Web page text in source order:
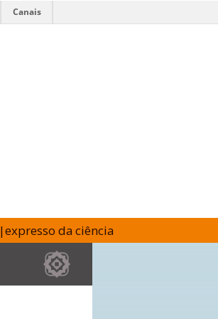
Canais
|expresso da ciência